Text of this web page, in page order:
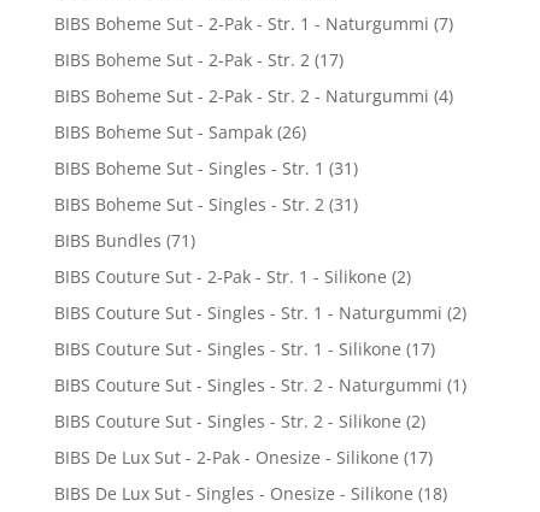
BIBS Boheme Sut - 2-Pak - Str. 1 - Naturgummi (7)
BIBS Boheme Sut - 2-Pak - Str. 2 (17)
BIBS Boheme Sut - 2-Pak - Str. 2 - Naturgummi (4)
BIBS Boheme Sut - Sampak (26)
BIBS Boheme Sut - Singles - Str. 1 (31)
BIBS Boheme Sut - Singles - Str. 2 (31)
BIBS Bundles (71)
BIBS Couture Sut - 2-Pak - Str. 1 - Silikone (2)
BIBS Couture Sut - Singles - Str. 1 - Naturgummi (2)
BIBS Couture Sut - Singles - Str. 1 - Silikone (17)
BIBS Couture Sut - Singles - Str. 2 - Naturgummi (1)
BIBS Couture Sut - Singles - Str. 2 - Silikone (2)
BIBS De Lux Sut - 2-Pak - Onesize - Silikone (17)
BIBS De Lux Sut - Singles - Onesize - Silikone (18)